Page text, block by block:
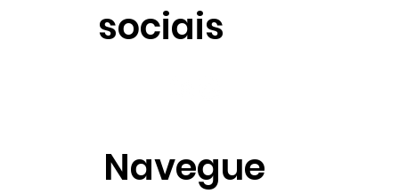
Navegue
sociais